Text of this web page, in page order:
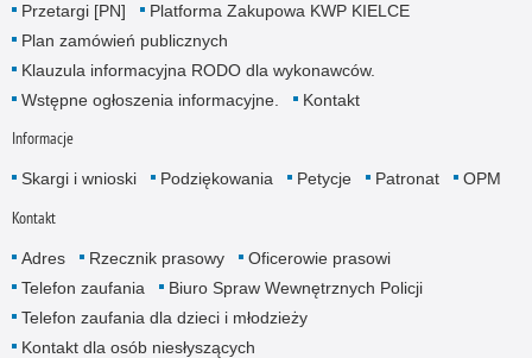
Przetargi [PN]
Platforma Zakupowa KWP KIELCE
Plan zamówień publicznych
Klauzula informacyjna RODO dla wykonawców.
Wstępne ogłoszenia informacyjne.
Kontakt
Informacje
Skargi i wnioski Podziękowania Petycje Patronat OPM
Kontakt
Adres Rzecznik prasowy
Oficerowie prasowi
Telefon zaufania
Biuro Spraw Wewnętrznych Policji
Telefon zaufania dla dzieci i młodzieży
Kontakt dla osób niesłyszących